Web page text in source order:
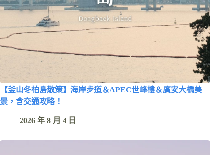
【釜山冬柏島散策】海岸步道＆APEC世峰樓＆廣安大橋美
景，含交通攻略！
2026 年 8 月 4 日